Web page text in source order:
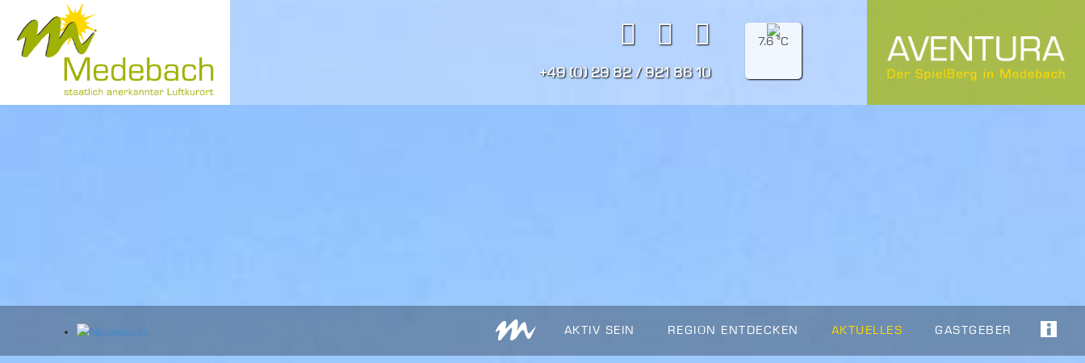
+49 (0) 29 82 / 921 86 10
7.6 °C
AKTIV SEIN REGION ENTDECKEN AKTUELLES GASTGEBER